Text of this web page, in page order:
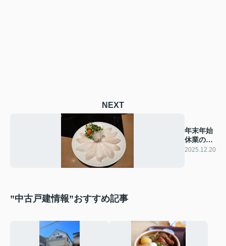
NEXT
年末年始
休業のお
知らせ
2025.12.20
”中古戸建情報”おすすめ記事